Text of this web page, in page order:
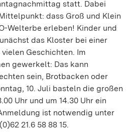
statt. Dabei
dass Groß und Klein
Welterbe erleben! Kinder und
das Kloster bei einer
Geschichten. Im
gewerkelt: Das kann
sein, Brotbacken oder
10. Juli basteln die großen
Uhr und um 14.30 Uhr ein
ist notwendig unter
21.6 58 88 15.